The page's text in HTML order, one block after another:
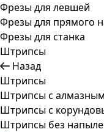
Фрезы для левшей
Фрезы для прямого
Фрезы для станка
Штрипсы
Назад
Штрипсы
Штрипсы c
Штрипсы c
Штрипсы без